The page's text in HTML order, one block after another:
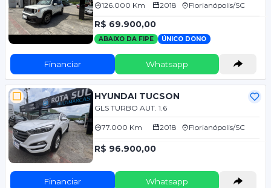
126.000 Km
2018 Florianópolis/SC
R$ 69.900,00
ABAIXO DA FIPE ÚNICO DONO
Financiar Whatsapp
HYUNDAI TUCSON
GLS TURBO AUT. 1.6
77.000 Km 2018 Florianópolis/SC
R$ 96.900,00
Financiar Whatsapp